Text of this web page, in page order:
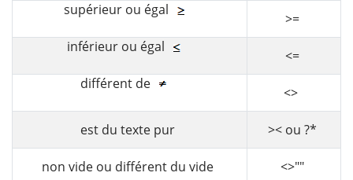
supérieur ou égal
>=
inférieur ou égal
<=
différent de
<>
est du texte pur >< ou ?*
non vide ou différent du vide <>""